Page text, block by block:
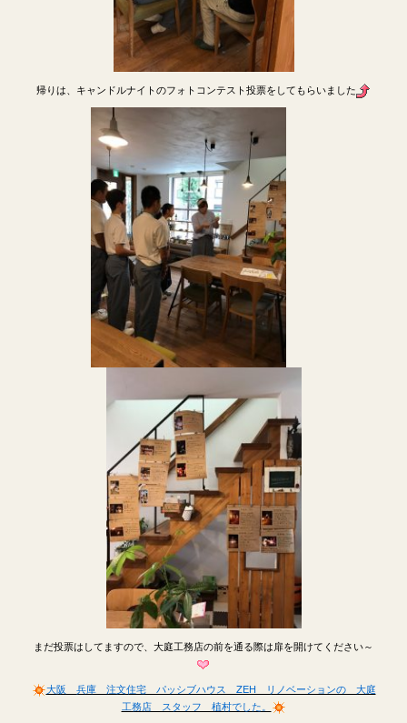
帰りは、キャンドルナイトのフォトコンテスト投票をしてもらいました
まだ投票はしてますので、大庭工務店の前を通る際は扉を開けてください～
大阪 兵庫 注文住宅 パッシブハウス ZEH リノベーションの 大庭
工務店 スタッフ 植村でした。